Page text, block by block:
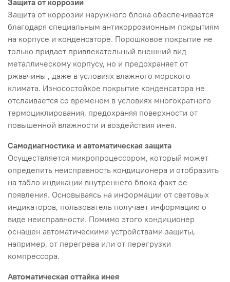
Защита от коррозии наружного блока обеспечивается
благодаря специальным антикоррозионным покрытиям
на корпусе и конденсаторе. Порошковое покрытие не
только придает привлекательный внешний вид
металлическому корпусу, но и предохраняет от
ржавчины , даже в условиях влажного морского
климата. Износостойкое покрытие конденсатора не
отслаивается со временем в условиях многократного
термоциклирования, предохраняя поверхности от
повышенной влажности и воздействия инея.
Самодиагностика и автоматическая защита
Осуществляется микропроцессором, который может
определить неисправность кондиционера и отобразить
на табло индикации внутреннего блока факт ее
появления. Основываясь на информации от световых
индикаторов, пользователь получает информацию о
виде неисправности. Помимо этого кондиционер
оснащен автоматическими устройствами защиты,
например, от перегрева или от перегрузки
компрессора.
Автоматическая оттайка инея